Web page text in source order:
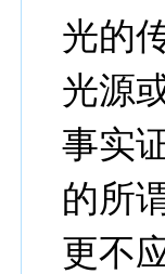
光的
光源
事实
的所
更不